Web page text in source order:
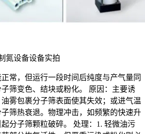
氮设备设备实拍
常，但运行一段时间后纯度与产气量同
筛变色、结块或粉化。 原因：主要诱
雾包裹分子筛表面使其失效；或进气温
筛热衰退。物理冲击，如频繁的快速升
分子筛颗粒破碎。 处理：1. 轻微油污